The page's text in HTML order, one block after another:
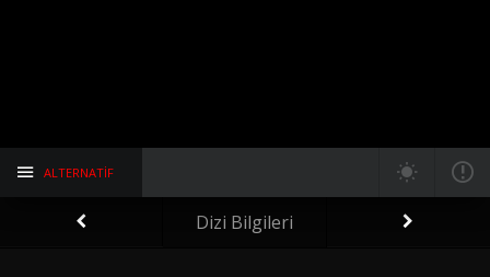
ALTERNATIF
Dizi Bilgileri